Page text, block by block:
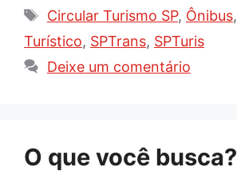
Tags
Circular Turismo SP, Ônibus,
Turístico, SPTrans, SPTuris
Deixe um comentário
O que você busca?